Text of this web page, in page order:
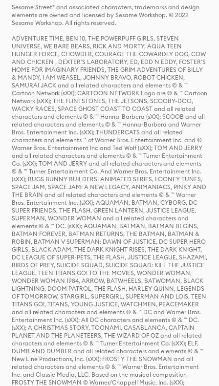
Sesame Street® and associated characters, trademarks and design
elements are owned and licensed by Sesame Workshop. © 2022
Sesame Workshop. All rights reserved.
ADVENTURE TIME, BEN 10, THE POWERPUFF GIRLS, STEVEN
UNIVERSE, WE BARE BEARS, RICK AND MORTY, AQUA TEEN
HUNGER FORCE, CHOWDER, COURAGE THE COWARDLY DOG, COW
AND CHICKEN , DEXTER'S LABORATORY, ED, EDD N EDDY, FOSTER'S
HOME FOR IMAGINARY FRIENDS, THE GRIM ADVENTURES OF BILLY
& MANDY, I AM WEASEL, JOHNNY BRAVO, ROBOT CHICKEN,
SAMURAI JACK and all related characters and elements © & ™
Cartoon Network (sXX); CARTOON NETWORK Logo are © & ™ Cartoon
Network (sXX); THE FLINTSTONES, THE JETSONS, SCOOBY-DOO,
WACKY RACES, SPACE GHOST COAST TO COAST and all related
characters and elements © & ™ Hanna-Barbera (sXX); SCOOB and all
related characters and elements © & ™ Hanna-Barbera and Warner
Bros. Entertainment Inc. (sXX); THUNDERCATS and all related
characters and elements ™ of Warner Bros. Entertainment Inc. and ©
Warner Bros. Entertainment Inc and Ted Wolf (sXX); TOM AND JERRY
and all related characters and elements © & ™ Turner Entertainment
Co. (sXX); TOM AND JERRY and all related characters and elements
© & ™ Turner Entertainment Co. And Warner Bros. Entertainment Inc.
(sXX); BUGS BUNNY BUILDERS: ANIMATED SERIES, LOONEY TUNES,
SPACE JAM, SPACE JAM: A NEW LEGACY, ANIMANIACS, PINKY AND
THE BRAIN and all related characters and elements © & ™ Warner
Bros. Entertainment Inc. (sXX); AQUAMAN, BATMAN, CYBORG, DC
SUPER FRIENDS, THE FLASH, GREEN LANTERN, JUSTICE LEAGUE,
SUPERMAN, WONDER WOMAN and all related characters and
elements © & ™ DC. (sXX); AQUAMAN, BATMAN, BATMAN BEGINS,
BATMAN FOREVER, BATMAN RETURNS, THE BATMAN, BATMAN &
ROBIN, BATMAN V SUPERMAN: DAWN OF JUSTICE, DC SUPER HERO
GIRLS, BLACK ADAM, THE DARK KNIGHT RISES, THE DARK KNIGHT,
DC LEAGUE OF SUPER-PETS, THE FLASH, JUSTICE LEAGUE, SHAZAM!,
BIRDS OF PREY, SUICIDE SQUAD, SUICIDE SQUAD: KILL THE JUSTICE
LEAGUE, TEEN TITANS GO! TO THE MOVIES, WONDER WOMAN,
WONDER WOMAN 1984, ARROW, BATWHEELS, BATWOMAN, BLACK
LIGHTNING, DOOM PATROL, THE FLASH, HARLEY QUINN, LEGENDS
OF TOMORROW, STARGIRL, SUPERGIRL, SUPERMAN AND LOIS, TEEN
TITANS GO!, TITANS, YOUNG JUSTICE, WATCHMEN, PEACEMAKER
and all related characters and elements © & ™ DC and Warner Bros.
Entertainment Inc. (sXX); All DC characters and elements © & ™ DC.
(sXX); A CHRISTMAS STORY, TOONAMI, CASABLANCA, CAPTAIN
PLANET AND THE PLANETEERS, THE WIZARD OF OZ and all related
characters and elements © & ™ Turner Entertainment Co. (sXX); ELF,
DUMB AND DUMBER and all related characters and elements © & ™
New Line Productions, Inc. (sXX); FROSTY THE SNOWMAN and all
related characters and elements © & ™ Warner Bros. Entertainment
Inc. and Classic Media, LLC. Based on the musical composition
FROSTY THE SNOWMAN © Warner/Chappell Music, Inc. (sXX);